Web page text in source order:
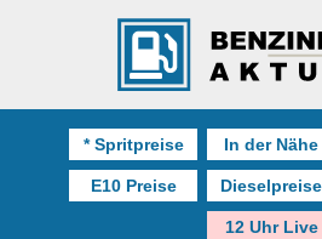
* Spritpreise In der Nähe
E10 Preise Dieselpreise
12 Uhr Live